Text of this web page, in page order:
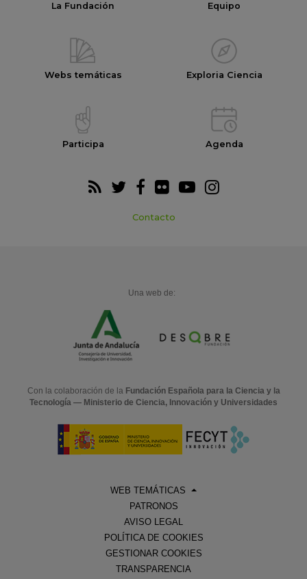
La Fundación Equipo
Webs temáticas Exploria Ciencia
Participa Agenda
Contacto
Una web de:
Con la colaboración de la Fundación Española para la Ciencia y la
Tecnología — Ministerio de Ciencia, Innovación y Universidades
WEB TEMÁTICAS
PATRONOS
AVISO LEGAL
POLÍTICA DE COOKIES
GESTIONAR COOKIES
TRANSPARENCIA